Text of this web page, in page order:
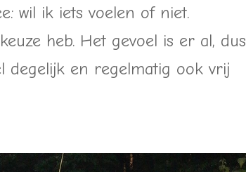
wil ik iets voelen of niet.
heb. Het gevoel is er al, dus
degelijk en regelmatig ook vrij